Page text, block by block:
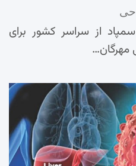
آموز سمپاد از سراسر کشور برای
مهرگان…